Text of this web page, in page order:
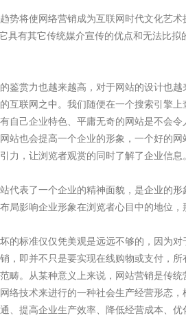
势将使网络营销成为互联网时代文化艺
具有其它传统媒介宣传的优点和无法比
赏力也越来越高，对于网站的设计也越
互联网之中。我们随便在一个搜索引擎
自己企业特色、平庸无奇的网站是不会
站也会提高一个企业的形象，一个好的
力，让浏览者观赏的同时了解了企业信息
表了一个企业的精神面貌，是企业的形
局影响企业形象在浏览者心目中的地位，
标准仅仅凭美观是远远不够的，因为对
，即并不只是要实现在线购物或支付，
畴。从某种意义上来说，网站营销是传
络技术来进行的一种社会生产经营形态
、提高企业生产效率、降低经营成本、优